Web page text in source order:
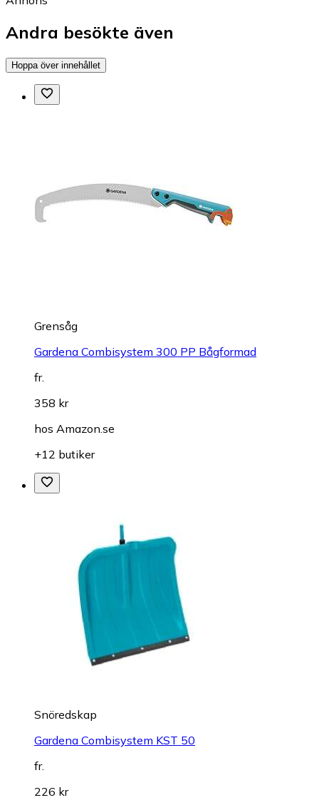
Andra besökte även
Hoppa över innehållet
Grensåg
Gardena Combisystem 300 PP Bågformad
fr.
358 kr
hos Amazon.se
+12 butiker
Snöredskap
Gardena Combisystem KST 50
fr.
226 kr